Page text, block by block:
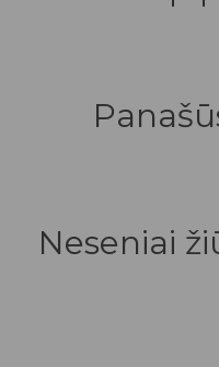
Neseniai